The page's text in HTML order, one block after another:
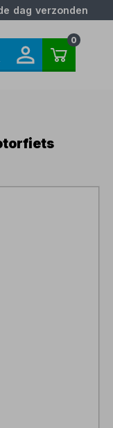
dag verzonden
0